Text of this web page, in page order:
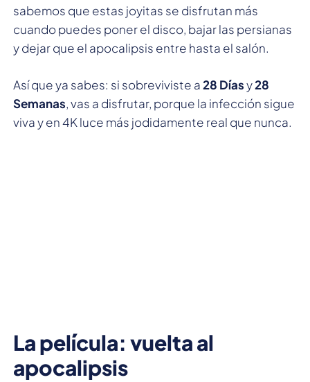
sabemos que estas joyitas se disfrutan más
cuando puedes poner el disco, bajar las persianas
y dejar que el apocalipsis entre hasta el salón.
Así que ya sabes: si sobreviviste a28 Díasy28
Semanas, vas a disfrutar, porque la infección sigue
viva y en 4K luce más jodidamente real que nunca.
La película: vuelta al
apocalipsis